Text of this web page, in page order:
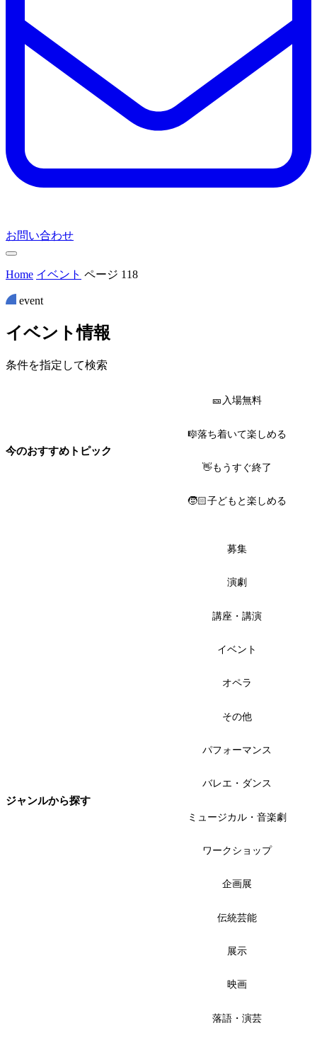
お問い合わせ
Home イベント ページ 118
event
イベン ト情報
条件を指定して検索
今のおすすめトピック
🎫入場無料
🎼落ち着いて楽しめる
👋もうすぐ終了
🧒🏻子どもと楽しめる
ジャンルから探す
募集
演劇
講座・講演
イベント
オペラ
その他
パフォーマンス
バレエ・ダンス
ミュージカル・音楽劇
ワークショップ
企画展
伝統芸能
展示
映画
落語・演芸